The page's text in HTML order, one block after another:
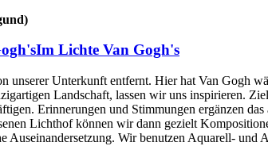
Im Lichte Van Gogh's
unserer Unterkunft entfernt. Hier hat Van Gogh
Landschaft, lassen wir uns inspirieren.
Erinnerungen und Stimmungen ergänzen
Lichthof können wir dann gezielt
Auseinandersetzung. Wir benutzen Aquarell-